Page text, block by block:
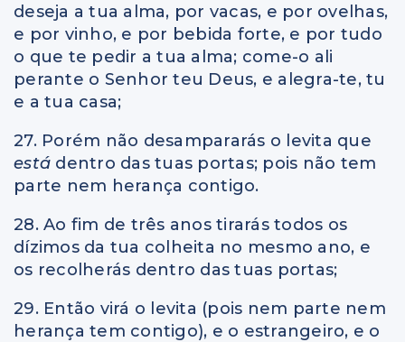
deseja a tua alma, por vacas, e por ovelhas,
e por vinho, e por bebida forte, e por tudo
o que te pedir a tua alma; come-o ali
perante o Senhor teu Deus, e alegra-te, tu
e a tua casa;
27. Porém não desampararás o levita que
está dentro das tuas portas; pois não tem
parte nem herança contigo.
28. Ao fim de três anos tirarás todos os
dízimos da tua colheita no mesmo ano, e
os recolherás dentro das tuas portas;
29. Então virá o levita (pois nem parte nem
herança tem contigo), e o estrangeiro, e o